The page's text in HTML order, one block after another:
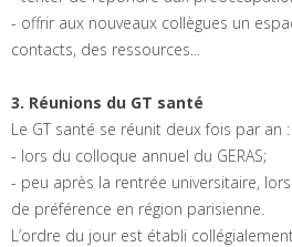
- offrir aux nouveaux collègues un
contacts, des ressources...
3. Réunions du GT santé
Le GT santé se réunit deux fois par an :
- lors du colloque annuel du GERAS;
- peu après la rentrée universitaire,
de préférence en région parisienne.
L’ordre du jour est établi